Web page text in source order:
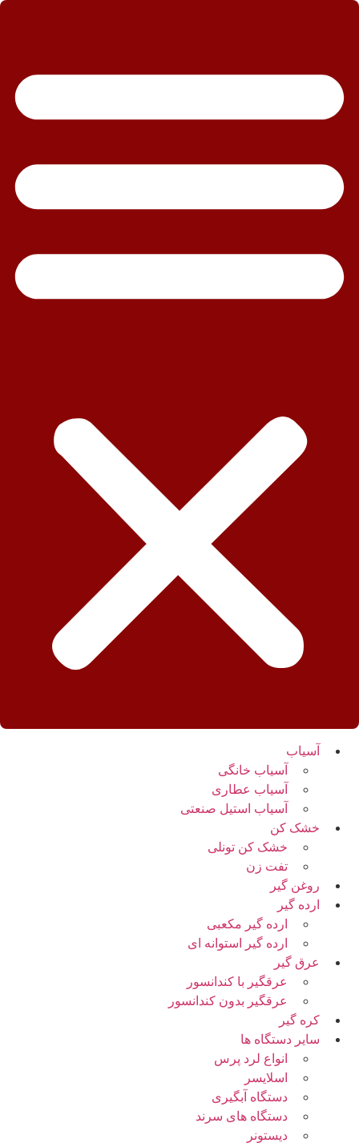
پرش
آسیاب
آسیاب خانگی
آسیاب عطاری
آسیاب استیل صنعتی
خشک کن
خشک کن تونلی
تفت زن
روغن گیر
ارده گیر
ارده گیر مکعبی
ارده گیر استوانه ای
عرق گیر
عرقگیر با کندانسور
عرقگیر بدون کندانسور
کره گیر
سایر دستگاه ها
انواع لرد پرس
اسلایسر
دستگاه آبگیری
دستگاه های سرند
دیستونر